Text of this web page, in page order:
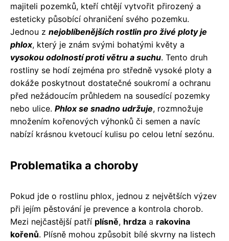
majiteli pozemků, kteří chtějí vytvořit přirozený a
esteticky působící ohraničení svého pozemku.
Jednou z nejoblíbenějších rostlin pro živé ploty je
phlox, který je znám svými bohatými květy a
vysokou odolností proti větru a suchu. Tento druh
rostliny se hodí zejména pro středně vysoké ploty a
dokáže poskytnout dostatečné soukromí a ochranu
před nežádoucím průhledem na sousedící pozemky
nebo ulice. Phlox se snadno udržuje, rozmnožuje
množením kořenových výhonků či semen a navíc
nabízí krásnou kvetoucí kulisu po celou letní sezónu.
Problematika a choroby
Pokud jde o rostlinu phlox, jednou z největších výzev
při jejím pěstování je prevence a kontrola chorob.
Mezi nejčastější patří plísně, hrdza a rakovina
kořenů. Plísně mohou způsobit bílé skvrny na listech